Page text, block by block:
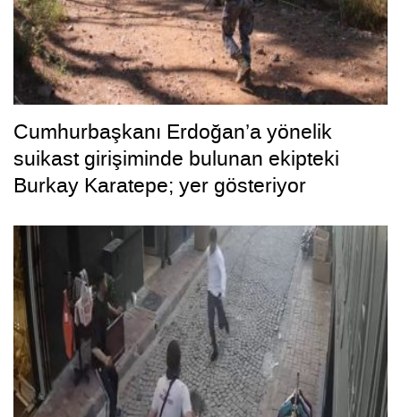
Cumhurbaşkanı Erdoğan’a yönelik
suikast girişiminde bulunan ekipteki
Burkay Karatepe; yer gösteriyor